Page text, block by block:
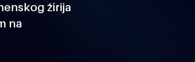
žirija
na